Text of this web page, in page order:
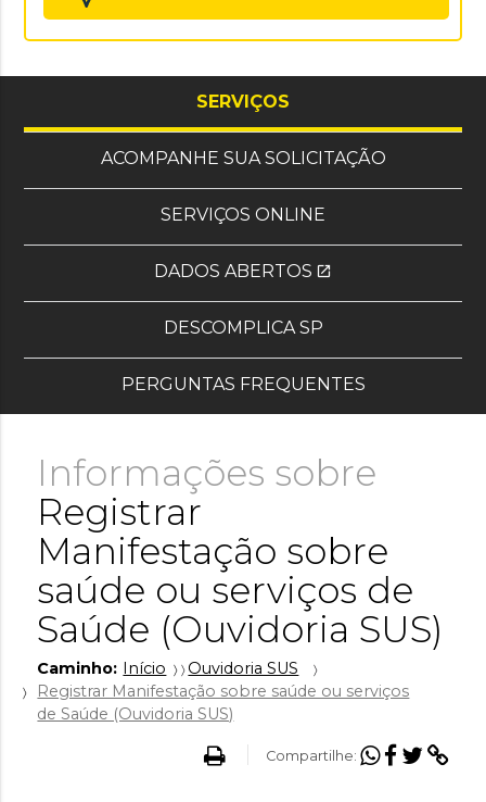
SERVIÇOS
ACOMPANHE SUA SOLICITAÇÃO
SERVIÇOS ONLINE
DADOS ABERTOS(SITE EXTERNO)
open_in_new
DESCOMPLICA SP
PERGUNTAS FREQUENTES
Informações sobre
Registrar
Manifestação sobre
saúde ou serviços de
Saúde (Ouvidoria SUS)
Caminho: Início
Ouvidoria SUS
Registrar Manifestação sobre saúde ou serviços
de Saúde (Ouvidoria SUS)
Imprimir conteudo
Compartilhe: